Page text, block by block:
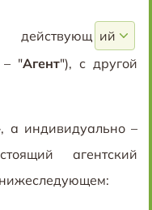
действующ
– "Агент"), с другой
а индивидуально –
агентский